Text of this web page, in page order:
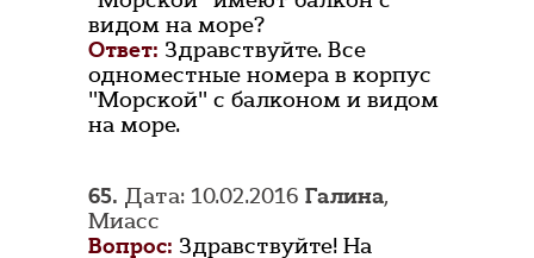
видом на море?
Ответ: Здравствуйте. Все
одноместные номера в корпус
"Морской" с балконом и видом
на море.
65. Дата: 10.02.2016 Галина,
Миасс
Вопрос: Здравствуйте! На